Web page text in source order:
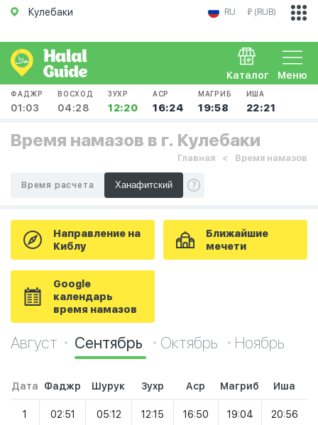
Кулебаки RU ₽ (RUB)
Меню
Каталог
ФАДЖР
01:03
ВОСХОД
04:28
ЗУХР
12:20
АСР
16:24
МАГРИБ
19:58
ИША
22:21
Время намазов в г. Кулебаки
Главная Время намазов
Время расчета
Направление на
Киблу
Ближайшие
мечети
Google
календарь
время намазов
Август Сентябрь Октябрь Ноябрь
Дата Фаджр Шурук Зухр Аср Магриб Иша
1 02:51 05:12 12:15 16:50 19:04 20:56